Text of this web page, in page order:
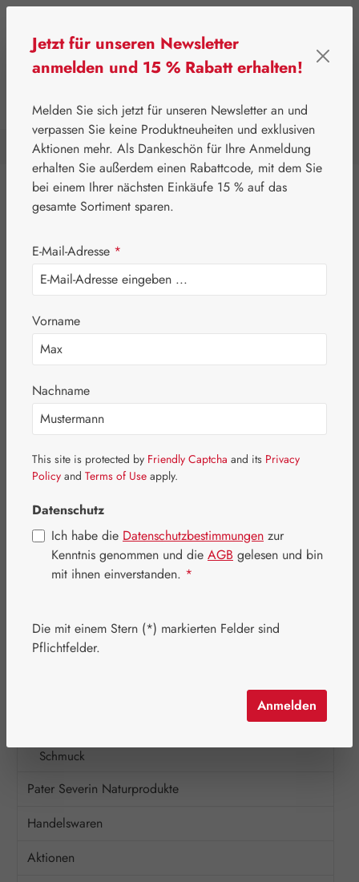
Leitner Lifecare Blütenessenzen Perelandra
Eigenprodukte
Leitner Lifecare
Aromatherapie
Blütenessenzen
Australian Bush Flowers Essences®
Bach® Original
DEVA
FES Quintessentials
Findhorn
Healing Herbs®
Living Essences
Perelandra
Basics
Schmuck
Pater Severin Naturprodukte
Handelswaren
Aktionen
Jetzt für unseren Newsletter
anmelden und 15 % Rabatt erhalten!
Melden Sie sich jetzt für unseren Newsletter an und
verpassen Sie keine Produktneuheiten und exklusiven
Aktionen mehr. Als Dankeschön für Ihre Anmeldung
erhalten Sie außerdem einen Rabattcode, mit dem Sie
bei einem Ihrer nächsten Einkäufe 15 % auf das
gesamte Sortiment sparen.
E-Mail-Adresse *
Vorname
Nachname
This site is protected by Friendly Captcha and its Privacy
Policy and Terms of Use apply.
Datenschutz
Ich habe die Datenschutzbestimmungen zur
Kenntnis genommen und die AGB gelesen und bin
mit ihnen einverstanden. *
Die mit einem Stern (*) markierten Felder sind
Pflichtfelder.
Anmelden